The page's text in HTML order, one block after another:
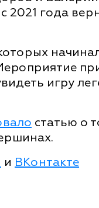
года
игру
статью о
и ВКонтакте